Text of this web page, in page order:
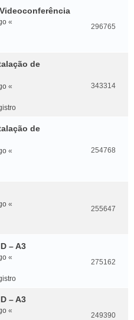
«
296765
de
«
343314
de
«
254768
«
255647
– A3
«
275162
– A3
«
249390